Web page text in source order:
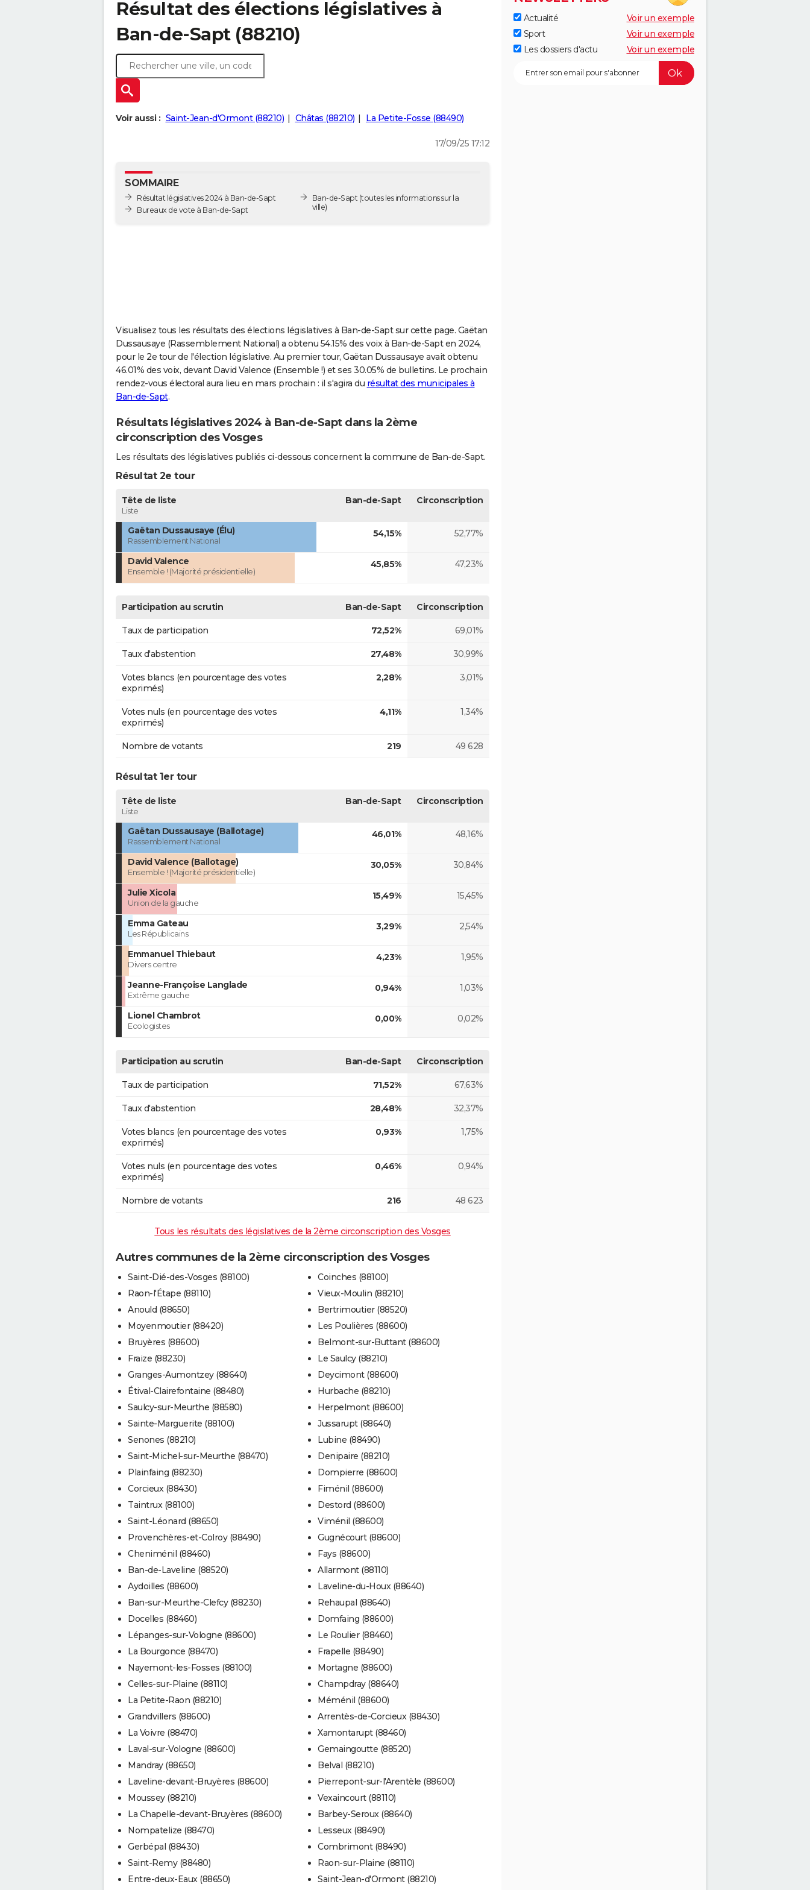
Résultat des élections législatives à
Ban-de-Sapt (88210)
Voir aussi : Saint-Jean-d'Ormont (88210) Châtas (88210) La Petite-Fosse (88490)
17/09/25 17:12
SOMMAIRE
Résultat législatives 2024 à Ban-de-Sapt
Bureaux de vote à Ban-de-Sapt
Ban-de-Sapt (toutes les informations sur la
ville)
Visualisez tous les résultats des élections législatives à Ban-de-Sapt sur cette page. Gaëtan
Dussausaye (Rassemblement National) a obtenu 54.15% des voix à Ban-de-Sapt en 2024,
pour le 2e tour de l'élection législative. Au premier tour, Gaëtan Dussausaye avait obtenu
46.01% des voix, devant David Valence (Ensemble !) et ses 30.05% de bulletins. Le prochain
rendez-vous électoral aura lieu en mars prochain : il s'agira du résultat des municipales à
Ban-de-Sapt.
Résultats législatives 2024 à Ban-de-Sapt dans la 2ème
circonscription des Vosges
Les résultats des législatives publiés ci-dessous concernent la commune de Ban-de-Sapt.
Résultat 2e tour
Tête de liste
Liste
Ban-de-Sapt Circonscription
Gaëtan Dussausaye (Élu)
Rassemblement National
54,15% 52,77%
David Valence
Ensemble ! (Majorité présidentielle)
45,85% 47,23%
Participation au scrutin Ban-de-Sapt Circonscription
Taux de participation 72,52% 69,01%
Taux d'abstention 27,48% 30,99%
Votes blancs (en pourcentage des votes
exprimés)
2,28% 3,01%
Votes nuls (en pourcentage des votes
exprimés)
4,11% 1,34%
Nombre de votants 219 49 628
Résultat 1er tour
Tête de liste
Liste
Ban-de-Sapt Circonscription
Gaëtan Dussausaye (Ballotage)
Rassemblement National
46,01% 48,16%
David Valence (Ballotage)
Ensemble ! (Majorité présidentielle)
30,05% 30,84%
Julie Xicola
Union de la gauche
15,49% 15,45%
Emma Gateau
Les Républicains
3,29% 2,54%
Emmanuel Thiebaut
Divers centre
4,23% 1,95%
Jeanne-Françoise Langlade
Extrême gauche
0,94% 1,03%
Lionel Chambrot
Ecologistes
0,00% 0,02%
Participation au scrutin Ban-de-Sapt Circonscription
Taux de participation 71,52% 67,63%
Taux d'abstention 28,48% 32,37%
Votes blancs (en pourcentage des votes
exprimés)
0,93% 1,75%
Votes nuls (en pourcentage des votes
exprimés)
0,46% 0,94%
Nombre de votants 216 48 623
Tous les résultats des législatives de la 2ème circonscription des Vosges
Autres communes de la 2ème circonscription des Vosges
Saint-Dié-des-Vosges (88100)
Raon-l'Étape (88110)
Anould (88650)
Moyenmoutier (88420)
Bruyères (88600)
Fraize (88230)
Granges-Aumontzey (88640)
Étival-Clairefontaine (88480)
Saulcy-sur-Meurthe (88580)
Sainte-Marguerite (88100)
Senones (88210)
Saint-Michel-sur-Meurthe (88470)
Plainfaing (88230)
Corcieux (88430)
Taintrux (88100)
Saint-Léonard (88650)
Provenchères-et-Colroy (88490)
Cheniménil (88460)
Ban-de-Laveline (88520)
Aydoilles (88600)
Ban-sur-Meurthe-Clefcy (88230)
Docelles (88460)
Lépanges-sur-Vologne (88600)
La Bourgonce (88470)
Nayemont-les-Fosses (88100)
Celles-sur-Plaine (88110)
La Petite-Raon (88210)
Grandvillers (88600)
La Voivre (88470)
Laval-sur-Vologne (88600)
Mandray (88650)
Laveline-devant-Bruyères (88600)
Moussey (88210)
La Chapelle-devant-Bruyères (88600)
Nompatelize (88470)
Gerbépal (88430)
Saint-Remy (88480)
Entre-deux-Eaux (88650)
Coinches (88100)
Vieux-Moulin (88210)
Bertrimoutier (88520)
Les Poulières (88600)
Belmont-sur-Buttant (88600)
Le Saulcy (88210)
Deycimont (88600)
Hurbache (88210)
Herpelmont (88600)
Jussarupt (88640)
Lubine (88490)
Denipaire (88210)
Dompierre (88600)
Fiménil (88600)
Destord (88600)
Viménil (88600)
Gugnécourt (88600)
Fays (88600)
Allarmont (88110)
Laveline-du-Houx (88640)
Rehaupal (88640)
Domfaing (88600)
Le Roulier (88460)
Frapelle (88490)
Mortagne (88600)
Champdray (88640)
Méménil (88600)
Arrentès-de-Corcieux (88430)
Xamontarupt (88460)
Gemaingoutte (88520)
Belval (88210)
Pierrepont-sur-l'Arentèle (88600)
Vexaincourt (88110)
Barbey-Seroux (88640)
Lesseux (88490)
Combrimont (88490)
Raon-sur-Plaine (88110)
Saint-Jean-d'Ormont (88210)
Actualité
Voir un exemple
Sport
Voir un exemple
Les dossiers d'actu
Voir un exemple